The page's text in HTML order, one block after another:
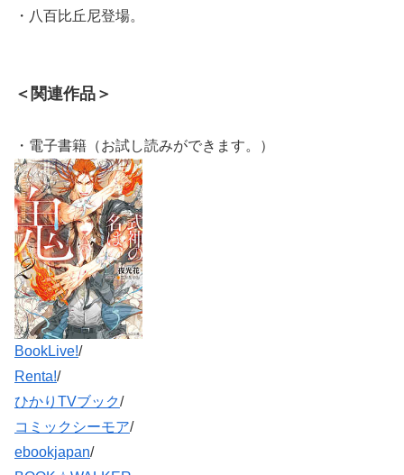
・八百比丘尼登場。
＜関連作品＞
・電子書籍（お試し読みができます。）
BookLive!/
Renta!/
ひかりTVブック/
コミックシーモア/
ebookjapan/